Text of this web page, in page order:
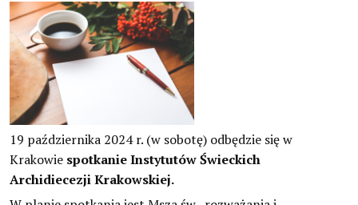
19 października 2024 r. (w sobotę) odbędzie się w
Krakowie spotkanie Instytutów Świeckich
Archidiecezji Krakowskiej.